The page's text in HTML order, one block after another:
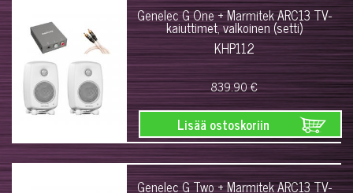
Genelec G One + Marmitek ARC13 TV-
kaiuttimet, valkoinen (setti)
KHP112
839.90 €
Lisää ostoskoriin
Genelec G Two + Marmitek ARC13 TV-